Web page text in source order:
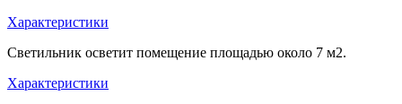
Характеристики
Светильник осветит помещение площадью около 7 м2.
Характеристики